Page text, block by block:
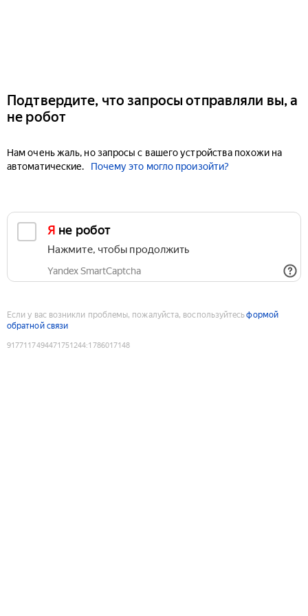
Подтвердите, что запросы отправляли вы, а
не робот
Нам очень жаль, но запросы с вашего устройства похожи на
автоматические.
Почему это могло произойти?
Я не робот
Нажмите, чтобы продолжить
Yandex SmartCaptcha
Если у вас возникли проблемы, пожалуйста, воспользуйтесьформой
обратной связи
9177117494471751244:1786017148